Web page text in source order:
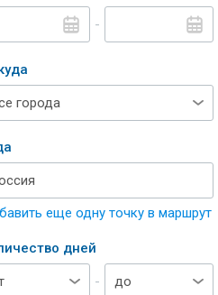
-
еще одну точку в маршрут
дней
-